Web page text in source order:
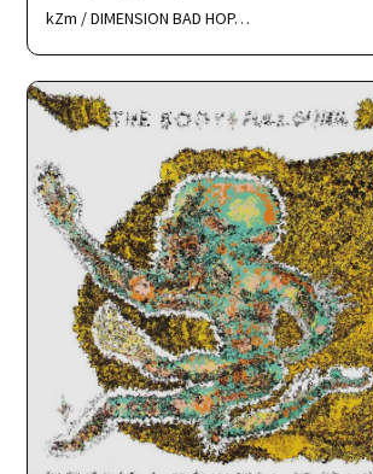
kZm / DIMENSION BAD HOP…